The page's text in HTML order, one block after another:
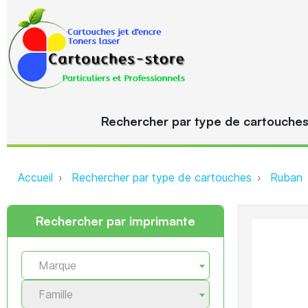
Rechercher par type de cartouches
Accueil Rechercher par type de cartouches Ruban
Rechercher par imprimante
Marque
Famille